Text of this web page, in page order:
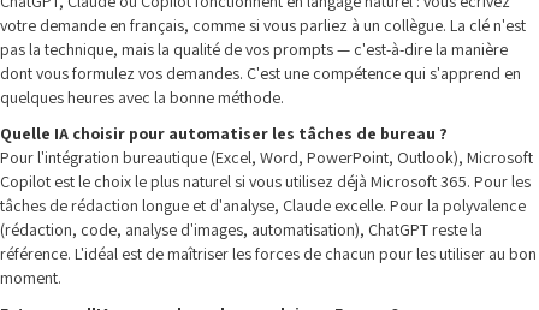
votre demande en français, comme si vous parliez à un collègue. La clé n'est
pas la technique, mais la qualité de vos prompts — c'est-à-dire la manière
dont vous formulez vos demandes. C'est une compétence qui s'apprend en
quelques heures avec la bonne méthode.
Quelle IA choisir pour automatiser les tâches de bureau ?
Pour l'intégration bureautique (Excel, Word, PowerPoint, Outlook), Microsoft
Copilot est le choix le plus naturel si vous utilisez déjà Microsoft 365. Pour les
tâches de rédaction longue et d'analyse, Claude excelle. Pour la polyvalence
(rédaction, code, analyse d'images, automatisation), ChatGPT reste la
référence. L'idéal est de maîtriser les forces de chacun pour les utiliser au bon
moment.